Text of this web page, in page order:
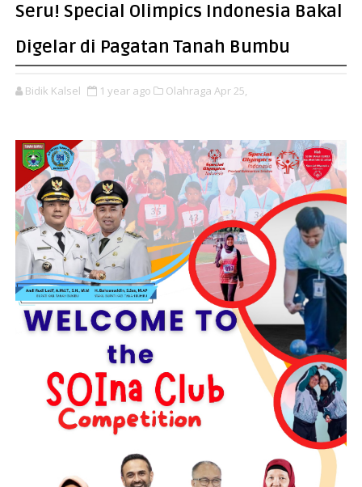
Seru! Special Olimpics Indonesia Bakal
Digelar di Pagatan Tanah Bumbu
Bidik Kalsel 1 year ago Olahraga Apr 25,